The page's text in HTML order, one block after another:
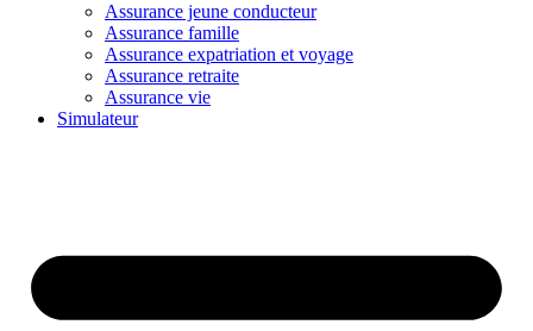
Assurance jeune conducteur
Assurance famille
Assurance expatriation et voyage
Assurance retraite
Assurance vie
Simulateur